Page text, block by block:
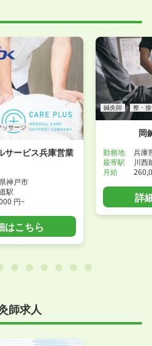
サージ
サービス兵庫営業
神戸市
駅
円~
はこちら
鍼灸師 整・
岡
勤務地
兵庫
最寄駅
川西
月給
詳
師求人